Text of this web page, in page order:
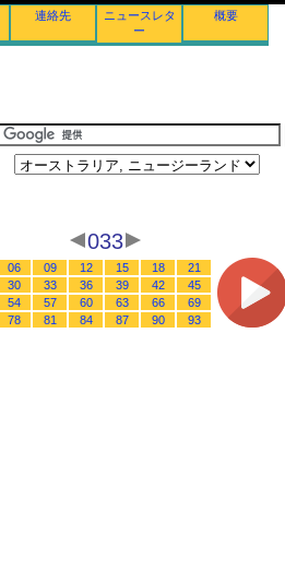
連絡先
ニュースレタ
ー
概要
033
06 09 12 15 18
21
30 33 36 39 42
45
54 57 60 63 66
69
78 81 84 87 90 93